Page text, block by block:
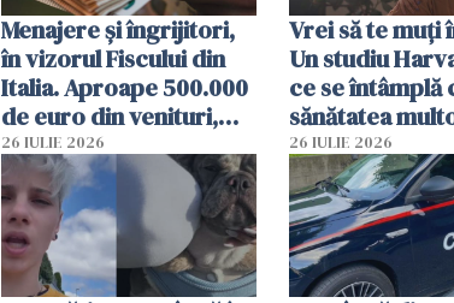
Menajere și îngrijitori,
în vizorul Fiscului din
Italia. Aproape 500.000
de euro din venituri,
ascunși de autorități
26 IULIE 2026
Vrei să te muți
Un studiu
ce se întâmplă
sănătatea
imigranți
26 IULIE 2026